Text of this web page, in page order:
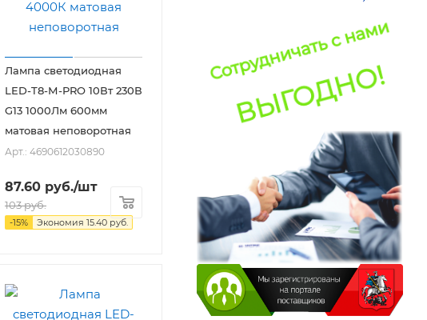
Лампа светодиодная
LED-T8-М-PRO 10Вт 230В
G13 1000Лм 600мм
матовая неповоротная
Арт.: 4690612030890
87.60 руб./шт
103руб.
-15% Экономия 15.40 руб.